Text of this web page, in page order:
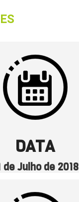
DATA
de Julho de 2018